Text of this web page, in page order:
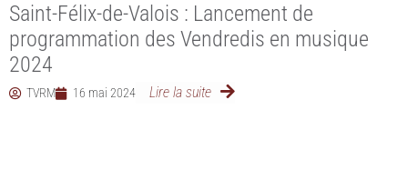
Saint-Félix-de-Valois : Lancement de
programmation des Vendredis en musique
2024
TVRM 16 mai 2024 Lire la suite